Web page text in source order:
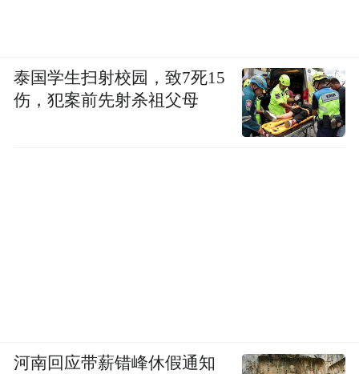
泰国学生扫射校园，致7死15
伤，犯案前先射杀祖父母
河南回应带薪错峰休假通知